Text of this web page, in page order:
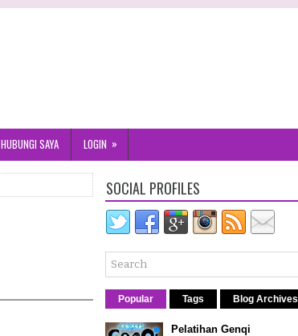
HUBUNGI SAYA LOGIN »
SOCIAL PROFILES
Popular Tags Blog Archives
Pelatihan Genqi